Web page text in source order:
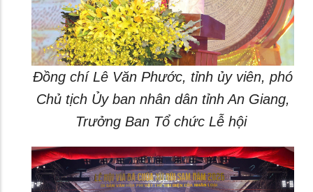
Đồng chí Lê Văn Phước, tỉnh ủy viên, phó
Chủ tịch Ủy ban nhân dân tỉnh An Giang,
Trưởng Ban Tổ chức Lễ hội